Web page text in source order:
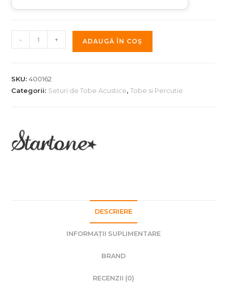
Cantitate
Set
Startone
- + ADAUGĂ ÎN COȘ
SKU:400162
Categorii: Seturi de Tobe Acustice,Tobe si Percutie
DESCRIERE
INFORMAȚII SUPLIMENTARE
BRAND
RECENZII (0)